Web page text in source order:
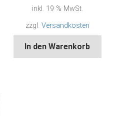
inkl. 19 % MwSt.
zzgl. Versandkosten
In den Warenkorb